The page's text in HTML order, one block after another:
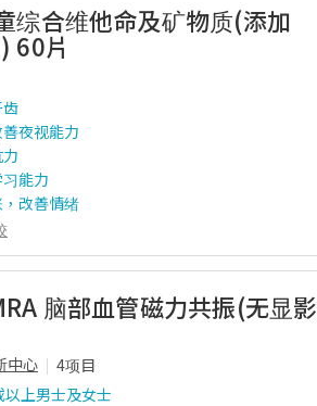
综合维他命及矿物质(添加
60片
夜视能力
能力
改善情绪
脑部血管磁力共振(无显影
中心
4项目
上男士及女士